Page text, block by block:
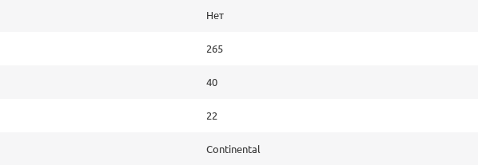
Нет
265
40
22
Continental